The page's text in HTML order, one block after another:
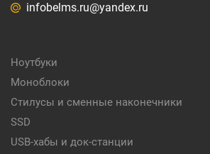
infobelms.ru@yandex.ru
Ноутбуки
Моноблоки
Стилусы и сменные наконечники
SSD
USB-хабы и док-станции